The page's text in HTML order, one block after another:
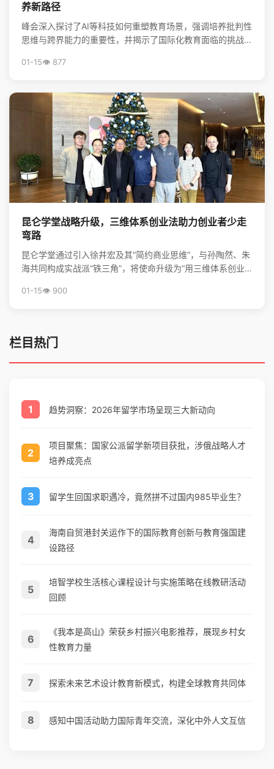
养新路径
峰会深入探讨了AI等科技如何重塑教育场景，强调培养批判性
思维与跨界能力的重要性，并揭示了国际化教育面临的挑战与
01-15👁️ 877
昆仑学堂战略升级，三维体系创业法助力创业者少走
弯路
昆仑学堂通过引入徐井宏及其“简约商业思维”，与孙陶然、朱
海共同构成实战派“铁三角”，将使命升级为“用三维体系创业
01-15👁️ 900
栏目热门
1 趋势洞察：2026年留学市场呈现三大新动向
2
项目聚焦：国家公派留学新项目获批，涉俄战略人才
培养成亮点
3 留学生回国求职遇冷，竟然拼不过国内985毕业生？
4
海南自贸港封关运作下的国际教育创新与教育强国建
设路径
5
培智学校生活核心课程设计与实施策略在线教研活动
回顾
6
《我本是高山》荣获乡村振兴电影推荐，展现乡村女
性教育力量
7 探索未来艺术设计教育新模式，构建全球教育共同体
8 感知中国活动助力国际青年交流，深化中外人文互信